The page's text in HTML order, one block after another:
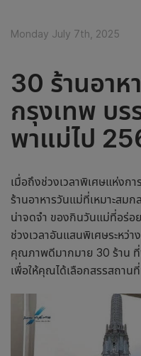
Monday July 7th, 2025
30 ร้านอาห
กรุงเทพ บร
พาแม่ไป
เมื่อถึงช่วงเวลาพิเศษแห่ง
ร้านอาหารวันแม่ที่เหมาะสม
น่าจดจำ ของกินวันแม่ที่อร่อ
ช่วงเวลาอันแสนพิเศษระหว่า
คุณภาพดีมากมาย 30 ร้าน ที่
เพื่อให้คุณได้เลือกสรรสถาน